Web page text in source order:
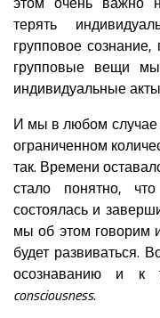
терять
групповое
групповые вещи
индивидуальные
И мы в любом случае
ограниченном
так. Времени
стало понятно,
состоялась и
мы об этом говорим
будет развиваться.
осознаванию и к
consciousness.